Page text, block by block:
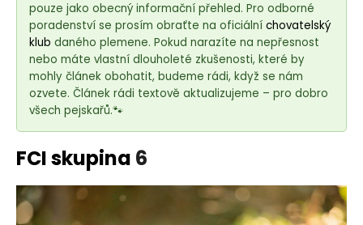
pouze jako obecný informační přehled. Pro odborné
poradenství se prosím obraťte na oficiální chovatelský
klub daného plemene. Pokud narazíte na nepřesnost
nebo máte vlastní dlouholeté zkušenosti, které by
mohly článek obohatit, budeme rádi, když se nám
ozvete. Článek rádi textově aktualizujeme – pro dobro
všech pejskařů.🐾
FCI skupina 6
a
j
í
t
?